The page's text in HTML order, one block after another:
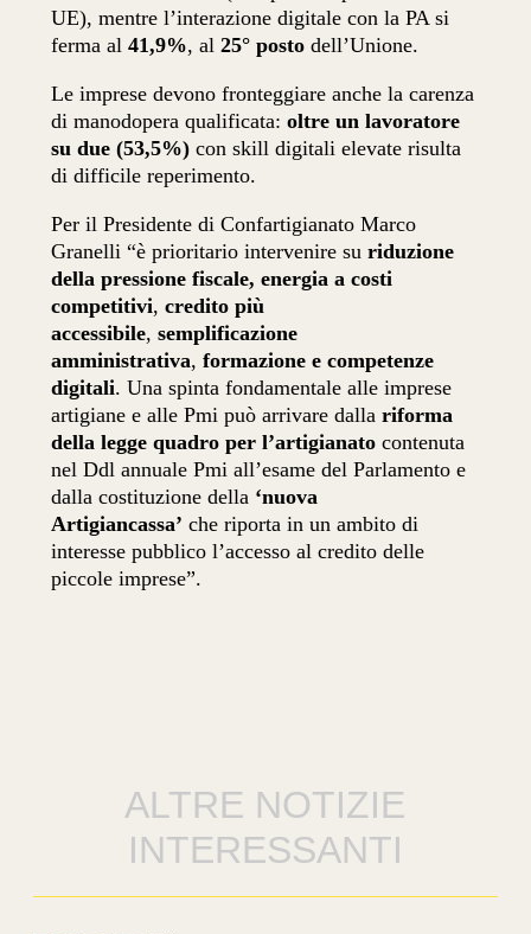
UE), mentre l’interazione digitale con la PA si
ferma al41,9%, al25° posto dell’Unione.
Le imprese devono fronteggiare anche la carenza
di manodopera qualificata:oltre un lavoratore
su due (53,5%) con skill digitali elevate risulta
di difficile reperimento.
Per il Presidente di Confartigianato Marco
Granelli “è prioritario intervenire suriduzione
della pressione fiscale, energia a costi
competitivi,credito più
accessibile,semplificazione
amministrativa,formazione e competenze
digitali. Una spinta fondamentale alle imprese
artigiane e alle Pmi può arrivare dallariforma
della legge quadro per l’artigianato contenuta
nel Ddl annuale Pmi all’esame del Parlamento e
dalla costituzione della ‘nuova
Artigiancassa’ che riporta in un ambito di
interesse pubblico l’accesso al credito delle
piccole imprese”.
ALTRE NOTIZIE
INTERESSANTI